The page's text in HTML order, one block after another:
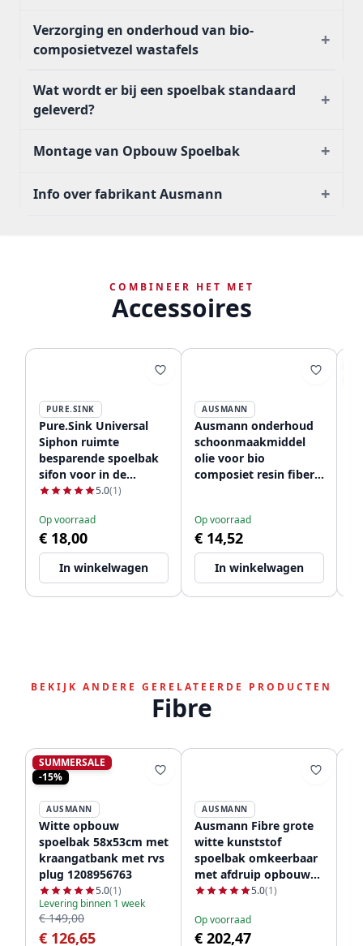
Verzorging en onderhoud van bio-
composietvezel wastafels
+
Wat wordt er bij een spoelbak standaard
geleverd?
+
Montage van Opbouw Spoelbak +
Info over fabrikant Ausmann +
COMBINEER HET MET
Accessoires
PURE.SINK
Pure.Sink Universal
Siphon ruimte
besparende spoelbak
sifon voor in de
keuken met 2
aansluitingen WSTSSI-
32
5.0(1)
Op voorraad
€ 18,00
In winkelwagen
AUSMANN
Ausmann onderhoud
schoonmaakmiddel
olie voor bio
composiet resin fiber
Op voorraad
€ 14,52
In winkelwagen
BEKIJK ANDERE GERELATEERDE PRODUCTEN
Fibre
SUMMERSALE
-15%
AUSMANN
Witte opbouw
spoelbak 58x53cm met
kraangatbank met rvs
plug 1208956763
5.0(1)
Levering binnen 1 week
€ 149,00
€ 126,65
AUSMANN
Ausmann Fibre grote
witte kunststof
spoelbak omkeerbaar
met afdruip opbouw
86x50 cm 1208956782
5.0(1)
Op voorraad
€ 202,47